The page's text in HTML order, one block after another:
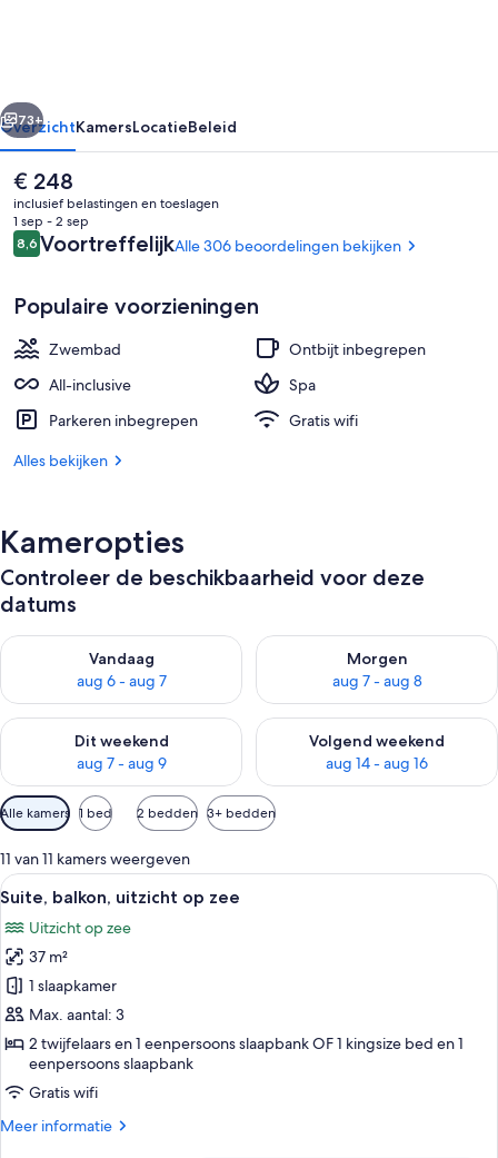
Inclusive
4 buitenzwembaden, parasols voor
Volgende
73+
OverzichtKamersLocatieBeleid
De
huidige
prijs
is
€ 248
€ 248
inclusief belastingen en toeslagen
1 sep - 2 sep
Beoordelingen
8,68,6 op 10 –
VoortreffelijkAlle 306 beoordelingen bekijken
Populaire voorzieningen
Zwembad
Ontbijt inbegrepen
All-inclusive
Spa
Parkeren inbegrepen
Gratis wifi
Alles bekijken
Kameropties
Controleer de beschikbaarheid voor deze
datums
Vandaag
aug 6 - aug 7
De beschikbaarheid controleren voor vanavond aug 6 - aug 7
Morgen
aug 7 - aug 8
De beschikbaarheid
Dit weekend
aug 7 - aug 9
De beschikbaarheid controleren voor dit weekend aug 7 -
Volgend weekend
aug 14 - aug 16
De beschikbaarheid
Beschikbare
filters
voor
kamers
Alle kamers 1 bed 2 bedden 3+ bedden
11 van 11 kamers weergeven
Alle
foto's
voor
Suite,
balkon,
uitzicht
op
zee
laden
Een hotelkamer met een bed, een
5
Suite, balkon, uitzicht op zee
Uitzicht op zee
37 m²
1 slaapkamer
Max. aantal: 3
2 twijfelaars en 1 eenpersoons slaapbank OF 1 kingsize bed en 1
eenpersoons slaapbank
Gratis wifi
Meer informatie
Meer